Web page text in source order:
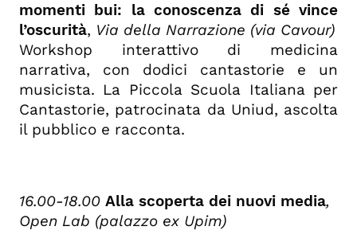
momenti bui: la conoscenza di sé vince
l’oscurità, Via della Narrazione (via Cavour)
Workshop interattivo di medicina
narrativa, con dodici cantastorie e un
musicista. La Piccola Scuola Italiana per
Cantastorie, patrocinata da Uniud, ascolta
il pubblico e racconta.
16.00-18.00 Alla scoperta dei nuovi media,
Open Lab (palazzo ex Upim)